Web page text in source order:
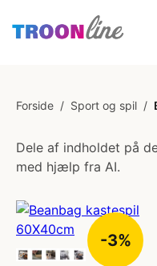
Forside / Sport og spil /
Dele af indholdet på
med hjælp fra AI.
-3%